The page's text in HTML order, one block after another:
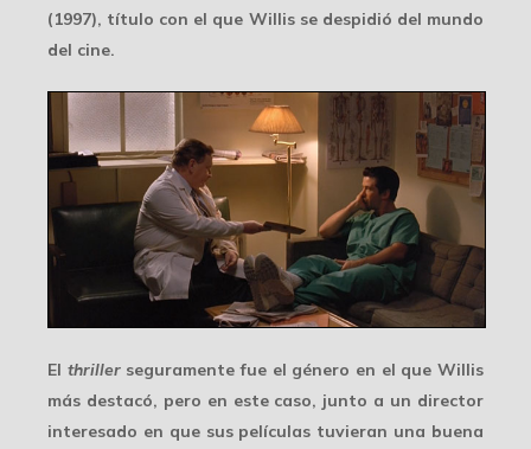
(1997), título con el que Willis se despidió del mundo
del cine.
El thrillerseguramente fue el género en el que Willis
más destacó, pero en este caso, junto a un director
interesado en que sus películas tuvieran una buena